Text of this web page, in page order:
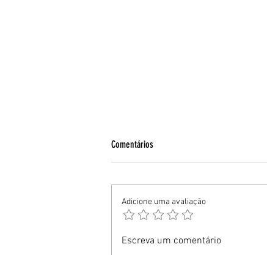
EPTC participa de evento de mobilidade e
Comentários
Adicione uma avaliação
Escreva um comentário